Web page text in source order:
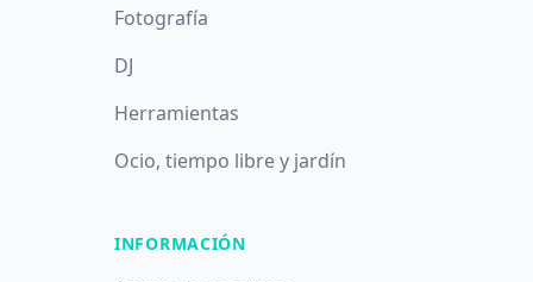
Fotografía
DJ
Herramientas
Ocio, tiempo libre y jardín
INFORMACIÓN